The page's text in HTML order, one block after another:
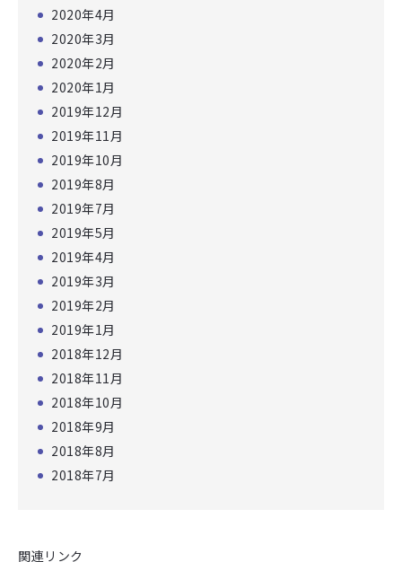
2020年4月
2020年3月
2020年2月
2020年1月
2019年12月
2019年11月
2019年10月
2019年8月
2019年7月
2019年5月
2019年4月
2019年3月
2019年2月
2019年1月
2018年12月
2018年11月
2018年10月
2018年9月
2018年8月
2018年7月
関連リンク